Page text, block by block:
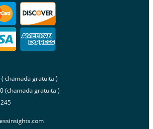
chamada gratuita )
(chamada gratuita )